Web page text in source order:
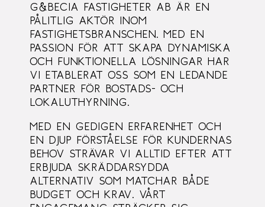
G&Becia Fastigheter AB är en
pålitlig aktör inom
fastighetsbranschen. Med en
passion för att skapa dynamiska
och funktionella lösningar har
vi etablerat oss som en ledande
partner för bostads- och
lokaluthyrning.
Med en gedigen erfarenhet och
en djup förståelse för kundernas
behov strävar vi alltid efter att
erbjuda skräddarsydda
alternativ som matchar både
budget och krav. Vårt